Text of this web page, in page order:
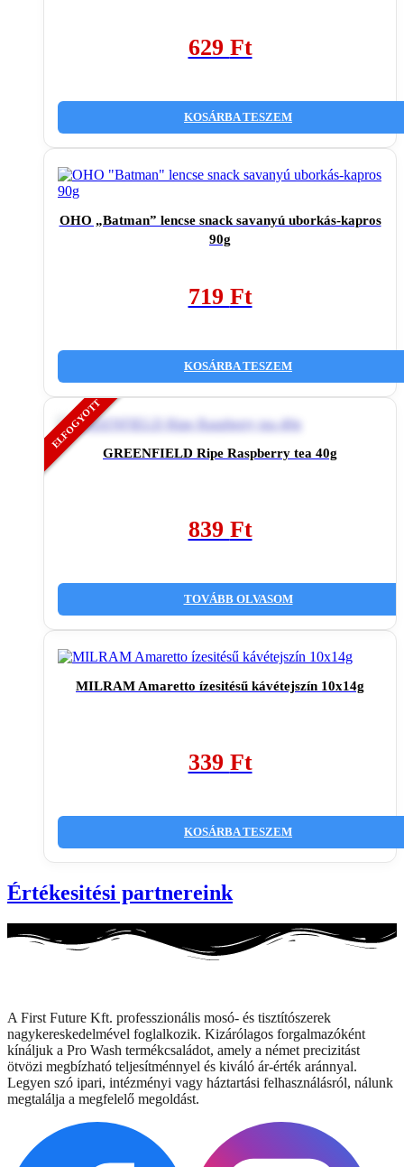
629 Ft
KOSÁRBA TESZEM
OHO „Batman” lencse snack savanyú uborkás-kapros
90g
719 Ft
KOSÁRBA TESZEM
GREENFIELD Ripe Raspberry tea 40g
839 Ft
TOVÁBB OLVASOM
MILRAM Amaretto ízesitésű kávétejszín 10x14g
339 Ft
KOSÁRBA TESZEM
Értékesitési partnereink
A First Future Kft. professzionális mosó- és tisztítószerek
nagykereskedelmével foglalkozik. Kizárólagos forgalmazóként
kínáljuk a Pro Wash termékcsaládot, amely a német precizitást
ötvözi megbízható teljesítménnyel és kiváló ár-érték aránnyal.
Legyen szó ipari, intézményi vagy háztartási felhasználásról, nálunk
megtalálja a megfelelő megoldást.